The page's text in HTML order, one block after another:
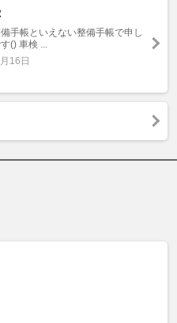
手帳といえない整備手帳で申し
() 車検 ...
16日